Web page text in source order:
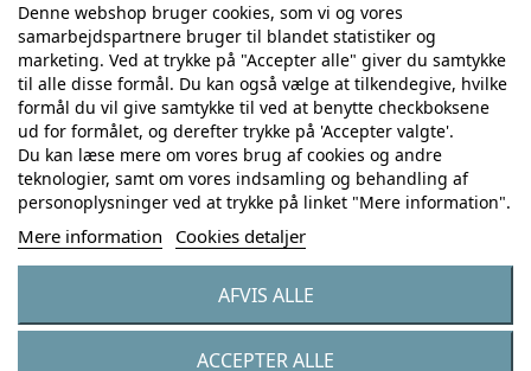
Min konto Ordrehistorik
Tilmelding til Nyhedsbrev
Vi deler aldrig din email-adresse med tredjepart
Tilmeld
Denne webshop bruger cookies, som vi og vores
samarbejdspartnere bruger til blandet statistiker og
marketing. Ved at trykke på "Accepter alle" giver du samtykke
til alle disse formål. Du kan også vælge at tilkendegive, hvilke
formål du vil give samtykke til ved at benytte checkboksene
ud for formålet, og derefter trykke på 'Accepter valgte'.
Du kan læse mere om vores brug af cookies og andre
teknologier, samt om vores indsamling og behandling af
personoplysninger ved at trykke på linket "Mere information".
Mere information Cookies detaljer
AFVIS ALLE
ACCEPTER ALLE